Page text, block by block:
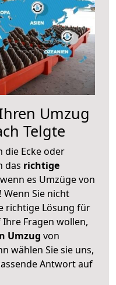
Umzug
Telgte
die Ecke oder
das richtige
es Umzüge von
Sie nicht
richtige Lösung für
Fragen wollen,
Umzug von
wählen Sie sie uns,
Antwort auf